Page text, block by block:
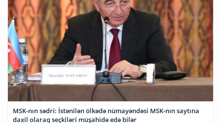
MSK-nın sədri: İstənilən ölkədə nümayəndəsi MSK-nın saytına
daxil olaraq seçkiləri müşahidə edə bilər